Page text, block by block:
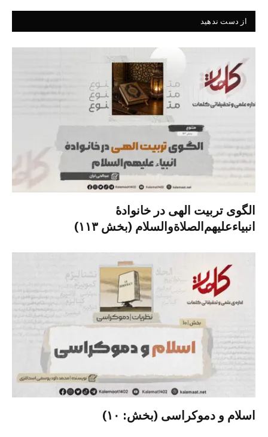
از دست ندهید
الگوی تربیت الهی در خانوادۀ
انبیاءعلیهم‌الصلاةو‌السلام (بخش ۱۱۳)
اسلام و دموکراسی (بخش: ۱۰)